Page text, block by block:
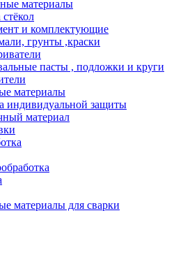
материалы
и комплектующие
грунты ,краски
пасты , подложки и круги
материалы
индивидуальной защиты
материал
материалы для сварки